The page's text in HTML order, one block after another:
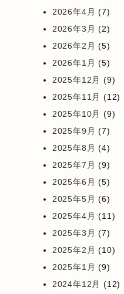
2026年4月 (7)
2026年3月 (2)
2026年2月 (5)
2026年1月 (5)
2025年12月 (9)
2025年11月 (12)
2025年10月 (9)
2025年9月 (7)
2025年8月 (4)
2025年7月 (9)
2025年6月 (5)
2025年5月 (6)
2025年4月 (11)
2025年3月 (7)
2025年2月 (10)
2025年1月 (9)
2024年12月 (12)